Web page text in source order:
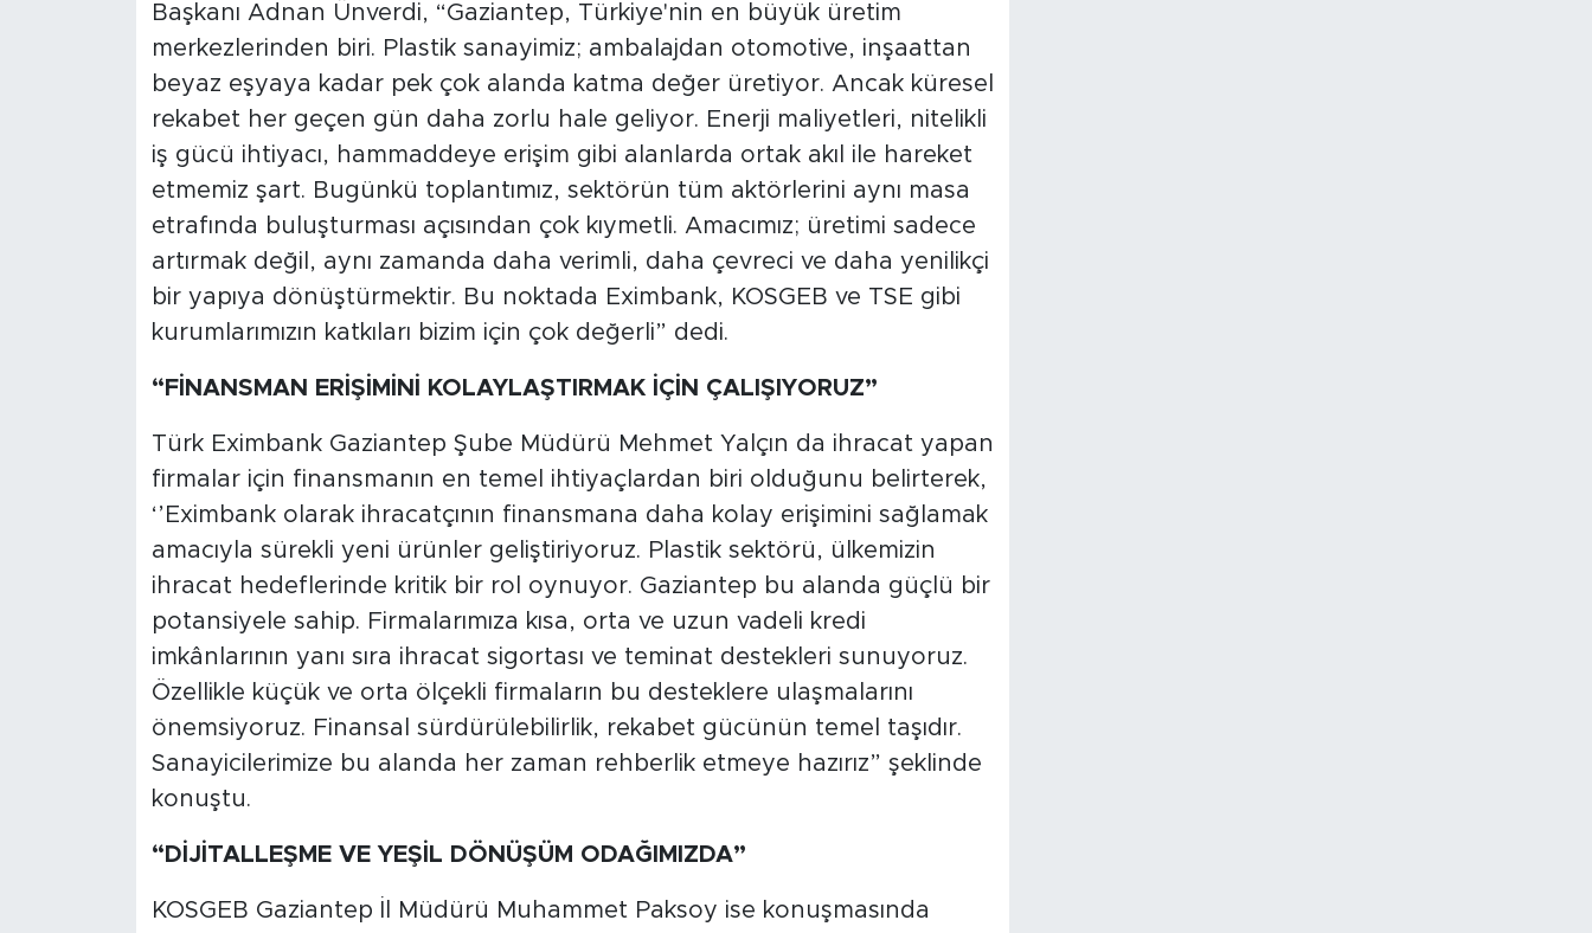
Başkanı Adnan Ünverdi, “Gaziantep, Türkiye'nin en büyük üretim
merkezlerinden biri. Plastik sanayimiz; ambalajdan otomotive, inşaattan
beyaz eşyaya kadar pek çok alanda katma değer üretiyor. Ancak küresel
rekabet her geçen gün daha zorlu hale geliyor. Enerji maliyetleri, nitelikli
iş gücü ihtiyacı, hammaddeye erişim gibi alanlarda ortak akıl ile hareket
etmemiz şart. Bugünkü toplantımız, sektörün tüm aktörlerini aynı masa
etrafında buluşturması açısından çok kıymetli. Amacımız; üretimi sadece
artırmak değil, aynı zamanda daha verimli, daha çevreci ve daha yenilikçi
bir yapıya dönüştürmektir. Bu noktada Eximbank, KOSGEB ve TSE gibi
kurumlarımızın katkıları bizim için çok değerli” dedi.
“FİNANSMAN ERİŞİMİNİ KOLAYLAŞTIRMAK İÇİN ÇALIŞIYORUZ”
Türk Eximbank Gaziantep Şube Müdürü Mehmet Yalçın da ihracat yapan
firmalar için finansmanın en temel ihtiyaçlardan biri olduğunu belirterek,
‘’Eximbank olarak ihracatçının finansmana daha kolay erişimini sağlamak
amacıyla sürekli yeni ürünler geliştiriyoruz. Plastik sektörü, ülkemizin
ihracat hedeflerinde kritik bir rol oynuyor. Gaziantep bu alanda güçlü bir
potansiyele sahip. Firmalarımıza kısa, orta ve uzun vadeli kredi
imkânlarının yanı sıra ihracat sigortası ve teminat destekleri sunuyoruz.
Özellikle küçük ve orta ölçekli firmaların bu desteklere ulaşmalarını
önemsiyoruz. Finansal sürdürülebilirlik, rekabet gücünün temel taşıdır.
Sanayicilerimize bu alanda her zaman rehberlik etmeye hazırız” şeklinde
konuştu.
“DİJİTALLEŞME VE YEŞİL DÖNÜŞÜM ODAĞIMIZDA”
KOSGEB Gaziantep İl Müdürü Muhammet Paksoy ise konuşmasında